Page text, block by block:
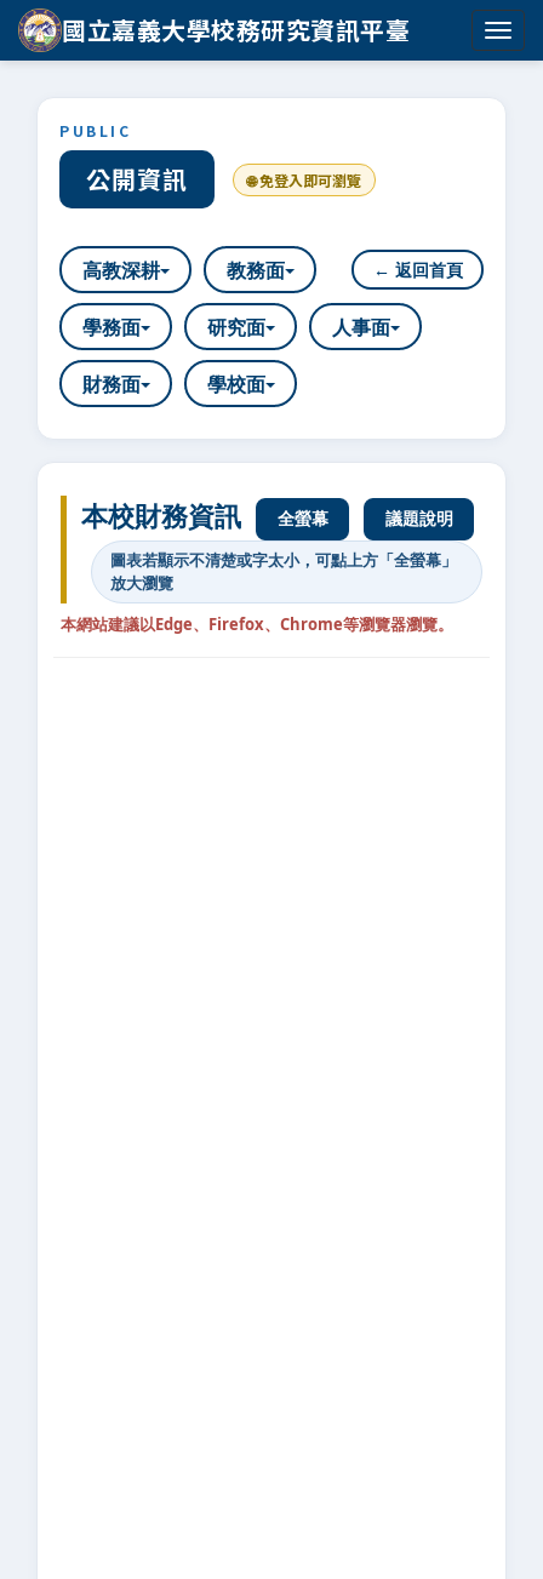
國立嘉義大學校務研究資訊平臺
PUBLIC
公開資訊 🌐 免登入即可瀏覽
← 返回首頁
高教深耕 教務面
學務面 研究面 人事面
財務面 學校面
本校財務資訊 全螢幕 議題說明
圖表若顯示不清楚或字太小，可點上方「全螢幕」
放大瀏覽
本網站建議以Edge、Firefox、Chrome等瀏覽器瀏覽。